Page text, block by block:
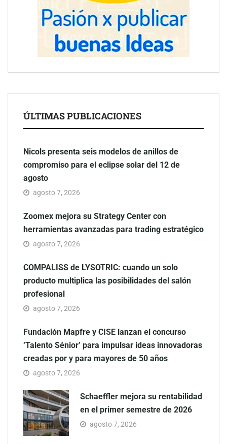
ÚLTIMAS PUBLICACIONES
Nicols presenta seis modelos de anillos de
compromiso para el eclipse solar del 12 de
agosto
agosto 7, 2026
Zoomex mejora su Strategy Center con
herramientas avanzadas para trading estratégico
agosto 7, 2026
COMPALISS de LYSOTRIC: cuando un solo
producto multiplica las posibilidades del salón
profesional
agosto 7, 2026
Fundación Mapfre y CISE lanzan el concurso
‘Talento Sénior’ para impulsar ideas innovadoras
creadas por y para mayores de 50 años
agosto 7, 2026
Schaeffler mejora su rentabilidad
en el primer semestre de 2026
agosto 7, 2026